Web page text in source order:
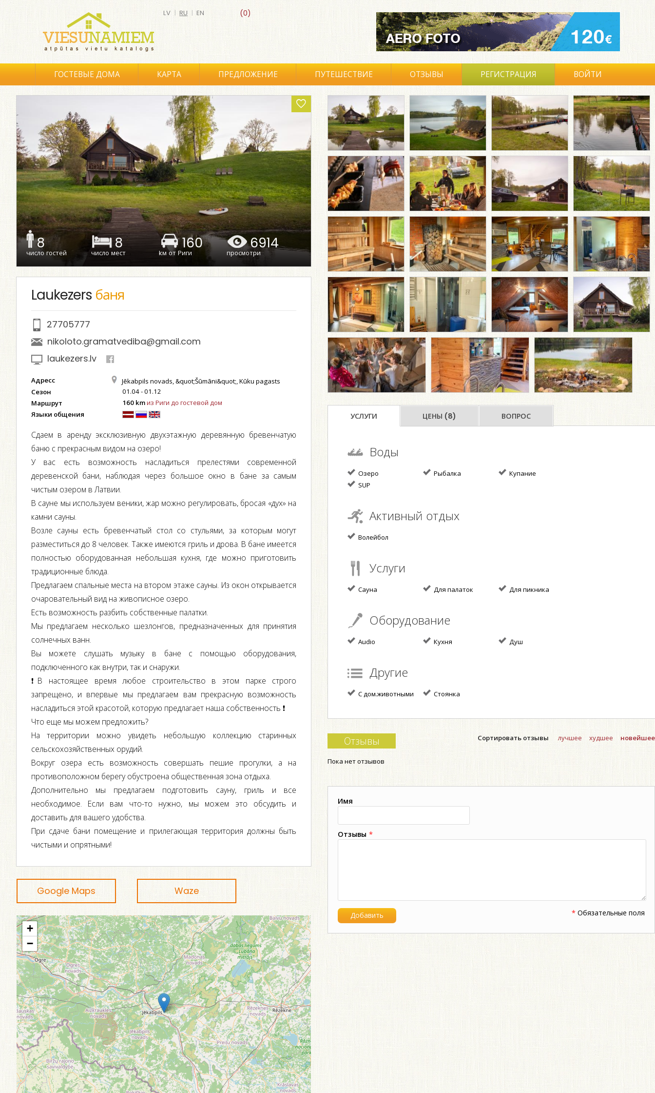
(0)
LV | RU | EN
ГОСТЕВЫЕ ДОМА КАРТА ПРЕДЛОЖЕНИЕ ПУТЕШЕСТВИЕ ОТЗЫВЫ РЕГИСТРАЦИЯ ВОЙТИ
8
число гостей
8
число мест
160
kм от Риги
6914
просмотри
Laukezers баня
27705777
nikoloto.gramatvediba@gmail.com
laukezers.lv
Адресс Jēkabpils novads, &quot;Šūmāni&quot;, Kūku pagasts
Сезон 01.04 - 01.12
Маршрут 160 kmиз Риги до гостевой дом
Языки общения
Сдаем в аренду эксклюзивную двухэтажную деревянную бревенчатую
баню с прекрасным видом на озеро!
У вас есть возможность насладиться прелестями современной
деревенской бани, наблюдая через большое окно в бане за самым
чистым озером в Латвии.
B сауне мы используем веники, жар можно регулировать, бросая «дух» на
камни сауны.
Возле сауны есть бревенчатый стол со стульями, за которым могут
разместиться до 8 человек. Также имеются гриль и дрова. В бане имеется
полностью оборудованная небольшая кухня, где можно приготовить
традиционные блюда.
Предлагаем спальные места на втором этаже сауны. Из окон открывается
очаровательный вид на живописное озеро.
Есть возможность разбить собственные палатки.
Мы предлагаем несколько шезлонгов, предназначенных для принятия
солнечных ванн.
Вы можете слушать музыку в бане с помощью оборудования,
подключенного как внутри, так и снаружи.
❗️В настоящее время любое строительство в этом парке строго
запрещено, и впервые мы предлагаем вам прекрасную возможность
насладиться этой красотой, которую предлагает наша собственность ❗️
Что еще мы можем предложить?
На территории можно увидеть небольшую коллекцию старинных
сельскохозяйственных орудий.
Вокруг озера есть возможность совершать пешие прогулки, а на
противоположном берегу обустроена общественная зона отдыха.
Дополнительно мы предлагаем подготовить сауну, гриль и все
необходимое. Если вам что-то нужно, мы можем это обсудить и
доставить для вашего удобства.
При сдаче бани помещение и прилегающая территория должны быть
чистыми и опрятными!
Google Maps Waze
+
−
УСЛУГИ ЦЕНЫ (8) ВОПРОС
Воды
Озеро Рыбалка
Купание
SUP
Активный отдых
Волейбол
Услуги
Сауна Для палаток Для пикника
Оборудование
Audio Кухня Душ
Другие
С дом.животными Стоянка
Сортировать отзывы лучшее худшее новейшее
Отзывы
Пока нет отзывов
Имя
Отзывы *
* Обязательные поля